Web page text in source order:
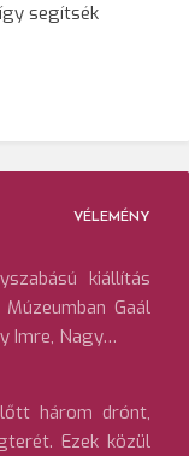
segítsék
VÉLEMÉNY
kiállítás
Gaál
Imre, Nagy…
három drónt,
Ezek közül